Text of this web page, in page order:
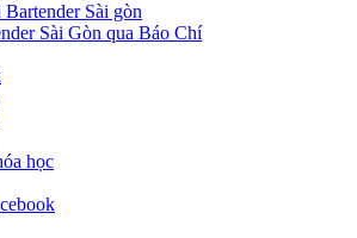
Sài gòn
Sài Gòn qua Báo Chí
học